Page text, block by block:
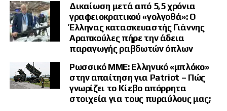
Δικαίωση μετά από 5,5 χρόνια
γραφειοκρατικού «γολγοθά»: Ο
Έλληνας κατασκευαστής Γιάννης
Αραπκούλες πήρε την άδεια
παραγωγής ραβδωτών όπλων
Ρωσσικό ΜΜΕ: Ελληνικό «μπλόκο»
στην απαίτηση για Patriot – Πώς
γνωρίζει το Κίεβο απόρρητα
στοιχεία για τους πυραύλους μας;